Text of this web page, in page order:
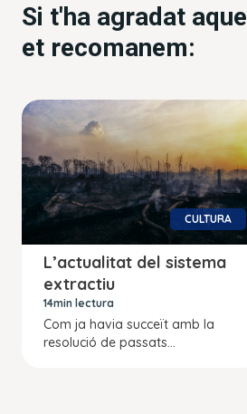
Si t'ha agradat
et recomanem:
CULTURA
L’actualitat del sistema
extractiu
14min lectura
Com ja havia succeït amb la
resolució de passats...